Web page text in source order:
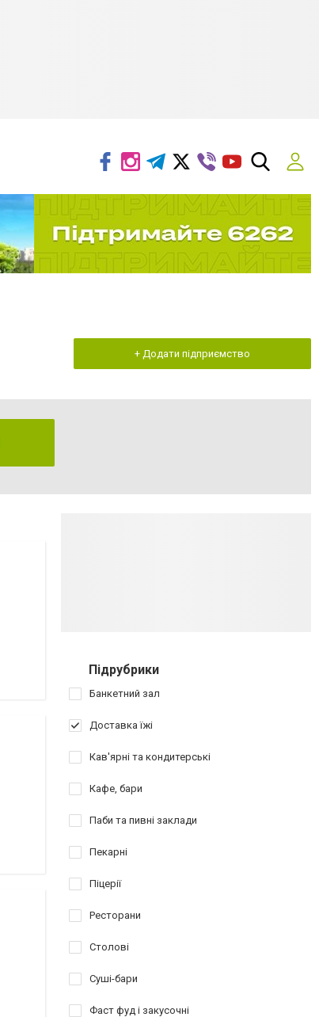
+ Додати підприємство
Підрубрики
Банкетний зал
Доставка їжі
Кав'ярні та кондитерські
Кафе, бари
Паби та пивні заклади
Пекарні
Піцерії
Ресторани
Столові
Суші-бари
Фаст фуд і закусочні